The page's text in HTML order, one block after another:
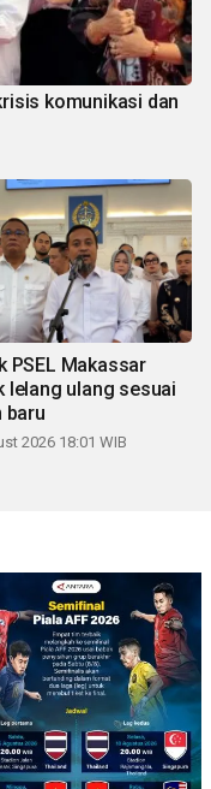
komunikasi dan
PSEL Makassar
lelang ulang sesuai
baru
2026 18:01 WIB